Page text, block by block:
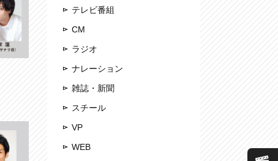
テレビ番組
CM
ラジオ
ナレーション
雑誌・新聞
スチール
VP
WEB